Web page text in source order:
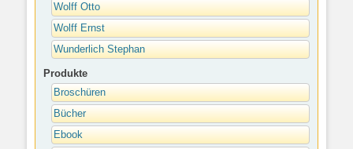
Wolff Otto
Wolff Ernst
Wunderlich Stephan
Produkte
Broschüren
Bücher
Ebook